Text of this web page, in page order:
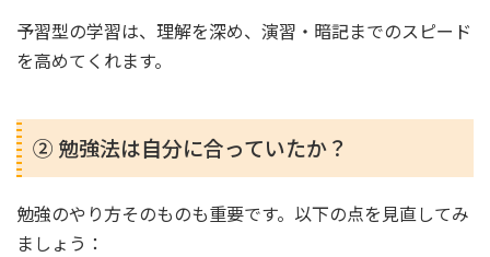
予習型の学習は、理解を深め、演習・暗記までのスピード
を高めてくれます。
② 勉強法は自分に合っていたか？
勉強のやり方そのものも重要です。以下の点を見直してみ
ましょう：